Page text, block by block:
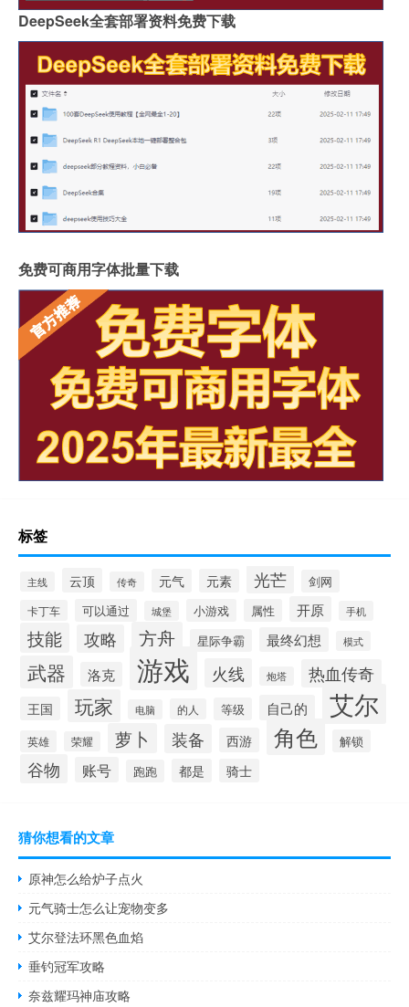
DeepSeek全套部署资料免费下载
免费可商用字体批量下载
标签
主线 云顶 传奇 元气 元素 光芒 剑网
卡丁车 可以通过 城堡 小游戏 属性 开原 手机
技能 攻略 方舟 星际争霸 最终幻想 模式
武器 洛克 游戏 火线 炮塔 热血传奇
王国 玩家 电脑 的人 等级 自己的 艾尔
英雄 荣耀 萝卜 装备 西游 角色 解锁
谷物 账号 跑跑 都是 骑士
猜你想看的文章
原神怎么给炉子点火
元气骑士怎么让宠物变多
艾尔登法环黑色血焰
垂钓冠军攻略
奈兹耀玛神庙攻略